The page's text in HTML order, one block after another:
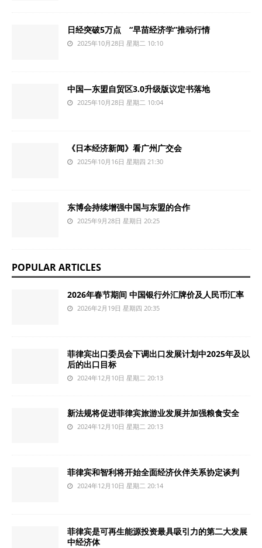
日经突破5万点 “早苗经济学”推动行情
2025年10月28日 星期二 10:10
中国—东盟自贸区3.0升级版议定书落地
2025年10月28日 星期二 10:04
《日本经济新闻》看广州广交会
2025年10月16日 星期四 21:30
东博会持续增强中国与东盟的合作
2025年9月28日 星期日 20:25
POPULAR ARTICLES
2026年春节期间 中国银行外汇牌价及人民币汇率
2026年2月19日 星期四 20:35
菲律宾出口委员会下调出口发展计划中2025年及以
后的出口目标
2024年12月10日 星期二 20:13
新法规将促进菲律宾旅游业发展并加强粮食安全
2024年12月10日 星期二 20:13
菲律宾和智利将开始全面经济伙伴关系协定谈判
2024年12月10日 星期二 20:14
菲律宾是可再生能源投资最具吸引力的第二大发展
中经济体